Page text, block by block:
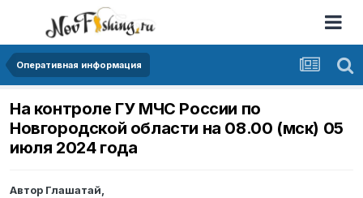
Оперативная информация
На контроле ГУ МЧС России по
Новгородской области на 08.00 (мск) 05
июля 2024 года
Автор Глашатай,